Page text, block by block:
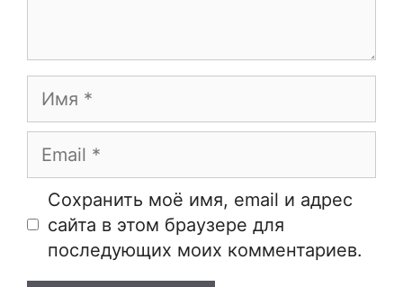
Имя
Email
Сайт
Сохранить моё имя, email и адрес
сайта в этом браузере для
последующих моих комментариев.